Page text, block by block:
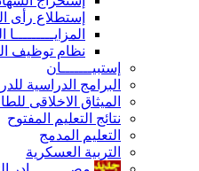
إستطلاع رأى
نظام توظيف
إستبيـــــــان
البرامج الدراسية
الميثاق الاخلاقى
نتائج التعليم المفتوح
التعليم المدمج
التربية العسكرية